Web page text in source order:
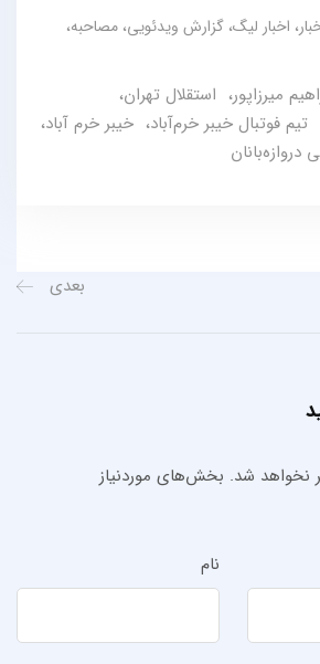
، اخبار لیگ، گزارش ویدئویی، مصاحبه،
میرزاپور، استقلال تهران،
تیم فوتبال خیبر خرم‌آباد، خیبر خرم آباد،
دروازه‌بانان
بعدی
نخواهد شد. بخش‌های موردنیاز
نام